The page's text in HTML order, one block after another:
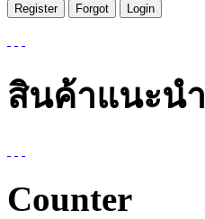
สินค้าแนะนำ
Counter